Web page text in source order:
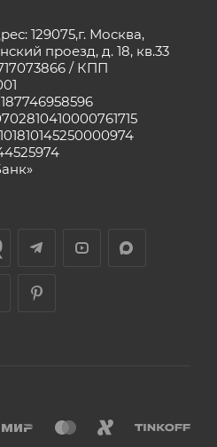
129075,г. Москва,
проезд, д. 18, кв.33
/ КПП